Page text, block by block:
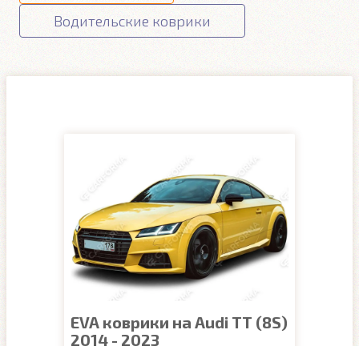
Водительские коврики
EVA коврики на Audi TT (8S)
2014 - 2023